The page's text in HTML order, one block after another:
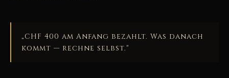
„CHF 400 am Anfang bezahlt. Was danach
kommt — rechne selbst."